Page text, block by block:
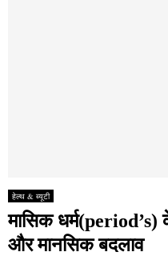
हेल्थ & ब्यूटी
मासिक धर्म(period’s)
और मानसिक बदलाव